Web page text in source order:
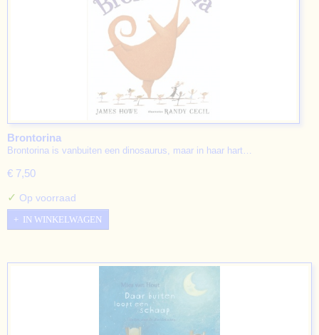
Brontorina
Brontorina is vanbuiten een dinosaurus, maar in haar hart…
€ 7,50
✓ Op voorraad
IN WINKELWAGEN